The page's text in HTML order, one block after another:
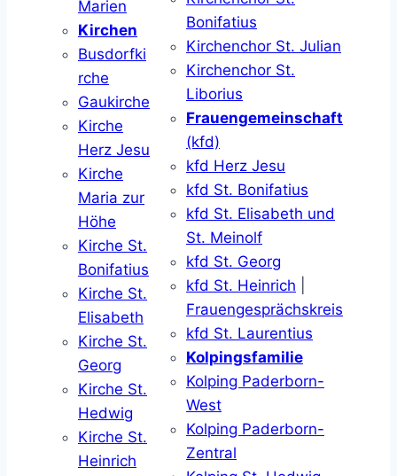
Marien
Kirchen
Busdorfki
rche
Gaukirche
Kirche
Herz Jesu
Kirche
Maria zur
Höhe
Kirche St.
Bonifatius
Kirche St.
Elisabeth
Kirche St.
Georg
Kirche St.
Hedwig
Kirche St.
Heinrich
Bonifatius
Kirchenchor St. Julian
Kirchenchor St.
Liborius
Frauengemeinschaft
(kfd)
kfd Herz Jesu
kfd St. Bonifatius
kfd St. Elisabeth und
St. Meinolf
kfd St. Georg
kfd St. Heinrich
Frauengesprächskreis
kfd St. Laurentius
Kolpingsfamilie
Kolping Paderborn-
West
Kolping Paderborn-
Zentral